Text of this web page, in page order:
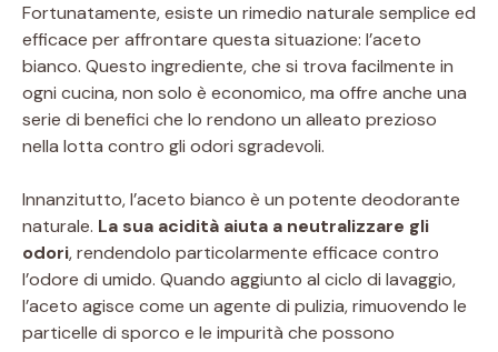
Fortunatamente, esiste un rimedio naturale semplice ed
efficace per affrontare questa situazione: l’aceto
bianco. Questo ingrediente, che si trova facilmente in
ogni cucina, non solo è economico, ma offre anche una
serie di benefici che lo rendono un alleato prezioso
nella lotta contro gli odori sgradevoli.
Innanzitutto, l’aceto bianco è un potente deodorante
naturale. La sua acidità aiuta a neutralizzare gli
odori, rendendolo particolarmente efficace contro
l’odore di umido. Quando aggiunto al ciclo di lavaggio,
l’aceto agisce come un agente di pulizia, rimuovendo le
particelle di sporco e le impurità che possono